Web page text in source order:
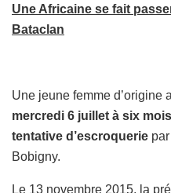
Une Africaine se fait
Bataclan
Une jeune femme d’origine
mercredi 6 juillet à six
tentative d’escroquerie
Bobigny.
Le 13 novembre 2015, la